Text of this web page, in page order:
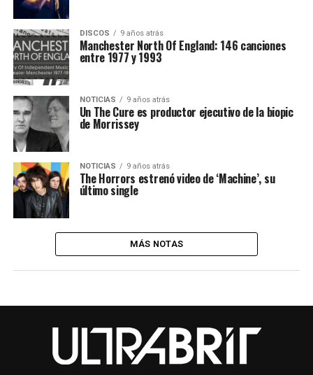
DISCOS 9 años atrás
Manchester North Of England: 146 canciones
entre 1977 y 1993
NOTICIAS 9 años atrás
Un The Cure es productor ejecutivo de la biopic
de Morrissey
NOTICIAS 9 años atrás
The Horrors estrenó video de ‘Machine’, su
último single
MÁS NOTAS